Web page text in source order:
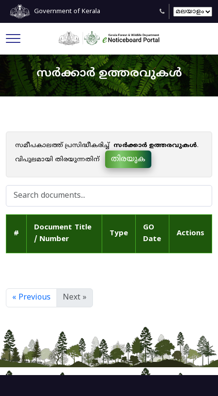
Government of Kerala
സർക്കാർ ഉത്തരവുകൾ
സമീപകാലത്ത് പ്രസിദ്ധീകരിച്ച് സർക്കാർ ഉത്തരവുകൾ.
വിപുലമായി തിരയുന്നതിന്
തിരയുക
#
Document Title
/ Number
Type
GO
Date
Actions
« Previous Next »